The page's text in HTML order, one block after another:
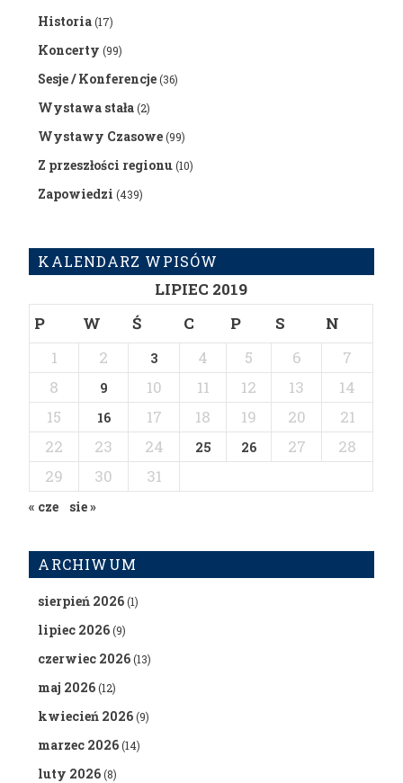
Historia(17)
Koncerty (99)
Sesje / Konferencje(36)
Wystawa stała(2)
Wystawy Czasowe(99)
Z przeszłości regionu(10)
Zapowiedzi (439)
KALENDARZ WPISÓW
LIPIEC 2019
P
W Ś C P S
N
1
2 3 4 5 6
7
8
9 10 11 12 13
14
15
16 17 18 19 20
21
22
23 24 25 26 27
28
29
30 31
« cze sie »
ARCHIWUM
sierpień 2026(1)
lipiec 2026(9)
czerwiec 2026(13)
maj 2026(12)
kwiecień 2026(9)
marzec 2026(14)
luty 2026(8)